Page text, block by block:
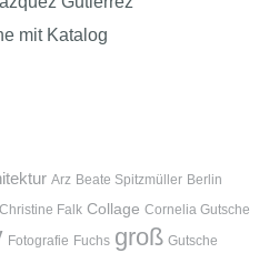
mit Katalog
Arz Beate Spitzmüller Berlin
Christine Falk Collage Cornelia Gutsche
Fotografie Fuchs groß Gutsche